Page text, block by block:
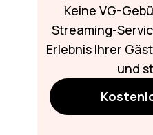
Keine VG-
Streaming-
Erlebnis Ihrer
und